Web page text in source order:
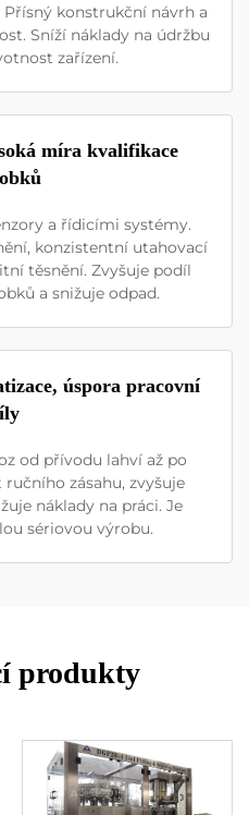
konstrukční návrh a
Sníží náklady na údržbu
zařízení.
míra kvalifikace
a řídicími systémy.
konzistentní utahovací
těsnění. Zvyšuje podíl
a snižuje odpad.
úspora pracovní
od přívodu lahví až po
zásahu, zvyšuje
náklady na práci. Je
sériovou výrobu.
produkty